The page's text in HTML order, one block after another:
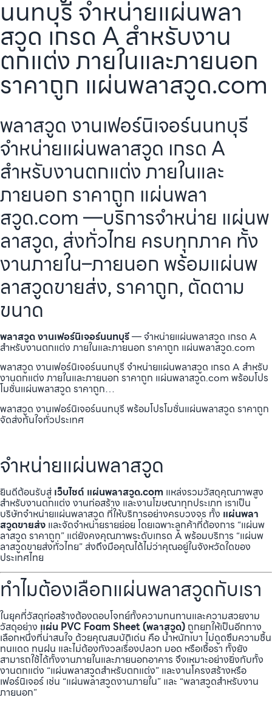
นนทบุรี จำหน่ายแผ่นพลา
สวูด เกรด A สำหรับงาน
ตกแต่ง ภายในและภายนอก
ราคาถูก แผ่นพลาสวูด.com
พลาสวูด งานเฟอร์นิเจอร์นนทบุรี
จำหน่ายแผ่นพลาสวูด เกรด A
สำหรับงานตกแต่ง ภายในและ
ภายนอก ราคาถูก แผ่นพลา
สวูด.com —บริการจำหน่าย แผ่นพ
ลาสวูด, ส่งทั่วไทย ครบทุกภาค ทั้ง
งานภายใน–ภายนอก พร้อมแผ่นพ
ลาสวูดขายส่ง, ราคาถูก, ตัดตาม
ขนาด
พลาสวูด งานเฟอร์นิเจอร์นนทบุรี— จำหน่ายแผ่นพลาสวูด เกรด A
สำหรับงานตกแต่ง ภายในและภายนอก ราคาถูก แผ่นพลาสวูด.com
พลาสวูด งานเฟอร์นิเจอร์นนทบุรี จำหน่ายแผ่นพลาสวูด เกรด A สำหรับ
งานตกแต่ง ภายในและภายนอก ราคาถูก แผ่นพลาสวูด.com พร้อมโปร
โมชั่นแผ่นพลาสวูด ราคาถูก…
พลาสวูด งานเฟอร์นิเจอร์นนทบุรี พร้อมโปรโมชั่นแผ่นพลาสวูด ราคาถูก
จัดส่งทันใจทั่วประเทศ
จำหน่ายแผ่นพลาสวูด
ยินดีต้อนรับสู่ เว็บไซต์ แผ่นพลาสวูด.com แหล่งรวมวัสดุคุณภาพสูง
สำหรับงานตกแต่ง งานก่อสร้าง และงานโฆษณาทุกประเภท เราเป็น
บริษัทจำหน่ายแผ่นพลาสวูด ที่ให้บริการอย่างครบวงจร ทั้ง แผ่นพลา
สวูดขายส่ง และจัดจำหน่ายรายย่อย โดยเฉพาะลูกค้าที่ต้องการ “แผ่นพ
ลาสวูด ราคาถูก” แต่ยังคงคุณภาพระดับเกรด A พร้อมบริการ “แผ่นพ
ลาสวูดขายส่งทั่วไทย” ส่งถึงมือคุณได้ไม่ว่าคุณอยู่ในจังหวัดใดของ
ประเทศไทย
ทำไมต้องเลือกแผ่นพลาสวูดกับเรา
ในยุคที่วัสดุก่อสร้างต้องตอบโจทย์ทั้งความทนทานและความสวยงาม
วัสดุอย่าง แผ่น PVC Foam Sheet (พลาสวูด) ถูกยกให้เป็นอีกทาง
เลือกหนึ่งที่น่าสนใจ ด้วยคุณสมบัติเด่น คือ น้ำหนักเบา ไม่ดูดซึมความชื้น
ทนแดด ทนฝน และไม่ต้องกังวลเรื่องปลวก มอด หรือเชื้อรา ทั้งยัง
สามารถใช้ได้ทั้งงานภายในและภายนอกอาคาร จึงเหมาะอย่างยิ่งกับทั้ง
งานตกแต่ง “แผ่นพลาสวูดสำหรับตกแต่ง” และงานโครงสร้างหรือ
เฟอร์นิเจอร์ เช่น “แผ่นพลาสวูดงานภายใน” และ “พลาสวูดสำหรับงาน
ภายนอก”